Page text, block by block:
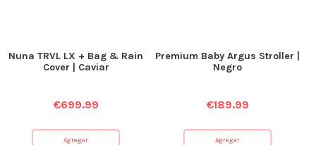
Nuna TRVL LX + Bag & Rain
Cover | Caviar
€699.99
Agregar
Premium Baby Argus Stroller |
Negro
€189.99
Agregar